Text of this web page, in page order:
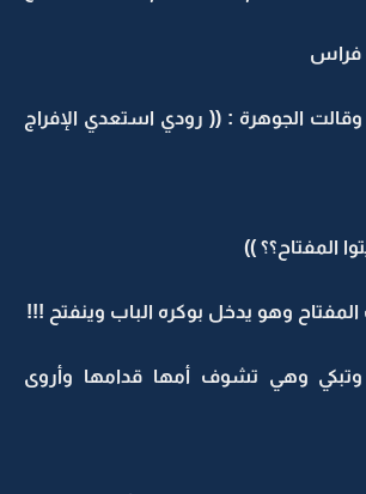
فراس
وقالت الجوهرة : (( رودي استعدي الإفراج
المفتاح؟؟ ))
وهو يدخل بوكره الباب وينفتح !!!
وهي تشوف أمها قدامها وأروى